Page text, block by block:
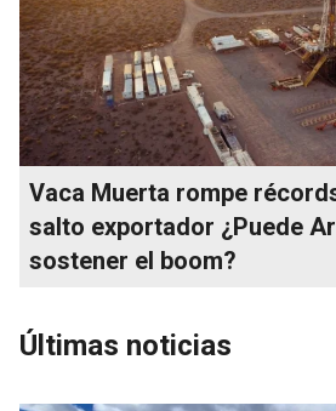
Vaca Muerta rompe
salto exportador ¿Puede
sostener el boom?
Últimas noticias